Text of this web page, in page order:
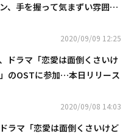
、手を握って気まずい雰囲
2020/09/09 12:25
ドラマ「恋愛は面倒くさいけ
のOSTに参加…本日リリース
2020/09/08 14:03
ラマ「恋愛は面倒くさいけど